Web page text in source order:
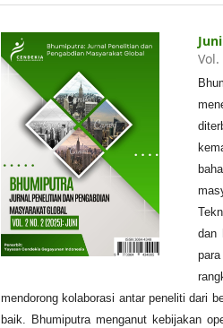
Juni
Vol.
dan
mendorong kolaborasi antar peneliti dari
baik. Bhumiputra menganut kebijakan